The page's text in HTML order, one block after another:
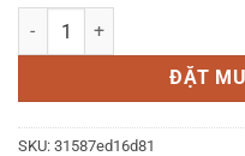
Máy bơm nước công nghiệp
ĐẶT
SKU: 31587ed16d81